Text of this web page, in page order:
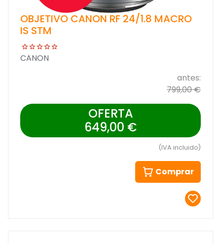
OBJETIVO CANON RF 24/1.8 MACRO
IS STM
CANON
antes:
799,00 €
OFERTA
649,00 €
(IVA incluido)
Comprar